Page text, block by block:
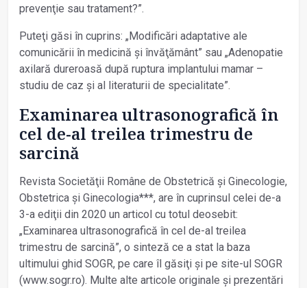
prevenţie sau tratament?”.
Puteţi găsi în cuprins: „Modificări adaptative ale
comunicării în medicină şi învăţământ” sau „Adenopatie
axilară dureroasă după ruptura implantului mamar –
studiu de caz și al literaturii de specialitate”.
Examinarea ultra­sonografică în
cel de-al treilea trimestru de
sarcină
Revista Societăţii Române de Obstetrică și Ginecologie,
Obstetrica și Ginecologia***, are în cuprinsul celei de-a
3-a ediţii din 2020 un articol cu totul deosebit:
„Examinarea ultrasonografică în cel de-al treilea
trimestru de sarcină”, o sinteză ce a stat la baza
ultimului ghid SOGR, pe care îl găsiţi și pe site-ul SOGR
(www.sogr.ro). Multe alte articole originale și prezentări